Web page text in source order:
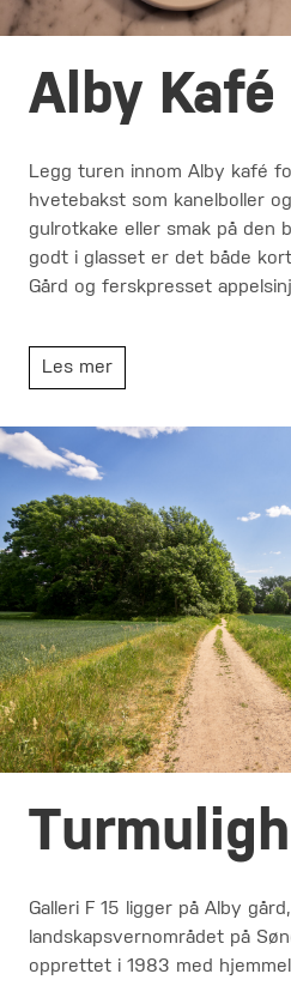
Alby Kafé
Legg turen innom Alby kafé
hvetebakst som kanelboller
gulrotkake eller smak på den
godt i glasset er det både
Gård og ferskpresset
Les mer
Galleri F 15 ligger på Alby
landskapsvernområdet på
opprettet i 1983 med